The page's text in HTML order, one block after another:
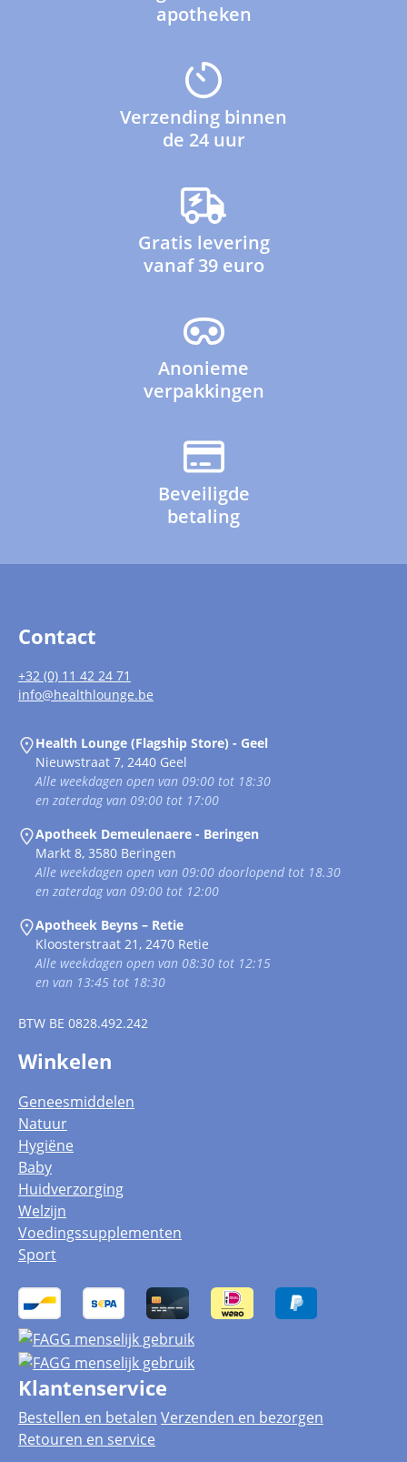
apotheken
Verzending binnen
de 24 uur
Gratis levering
vanaf 39 euro
Anonieme
verpakkingen
Beveiligde
betaling
Contact
+32 (0) 11 42 24 71
info@healthlounge.be
Health Lounge (Flagship Store) - Geel
Nieuwstraat 7, 2440 Geel
Alle weekdagen open van 09:00 tot 18:30
en zaterdag van 09:00 tot 17:00
Apotheek Demeulenaere - Beringen
Markt 8, 3580 Beringen
Alle weekdagen open van 09:00 doorlopend tot 18.30
en zaterdag van 09:00 tot 12:00
Apotheek Beyns – Retie
Kloosterstraat 21, 2470 Retie
Alle weekdagen open van 08:30 tot 12:15
en van 13:45 tot 18:30
BTW BE 0828.492.242
Winkelen
Geneesmiddelen
Natuur
Hygiëne
Baby
Huidverzorging
Welzijn
Voedingssupplementen
Sport
Klantenservice
Bestellen en betalen Verzenden en bezorgen
Retouren en service